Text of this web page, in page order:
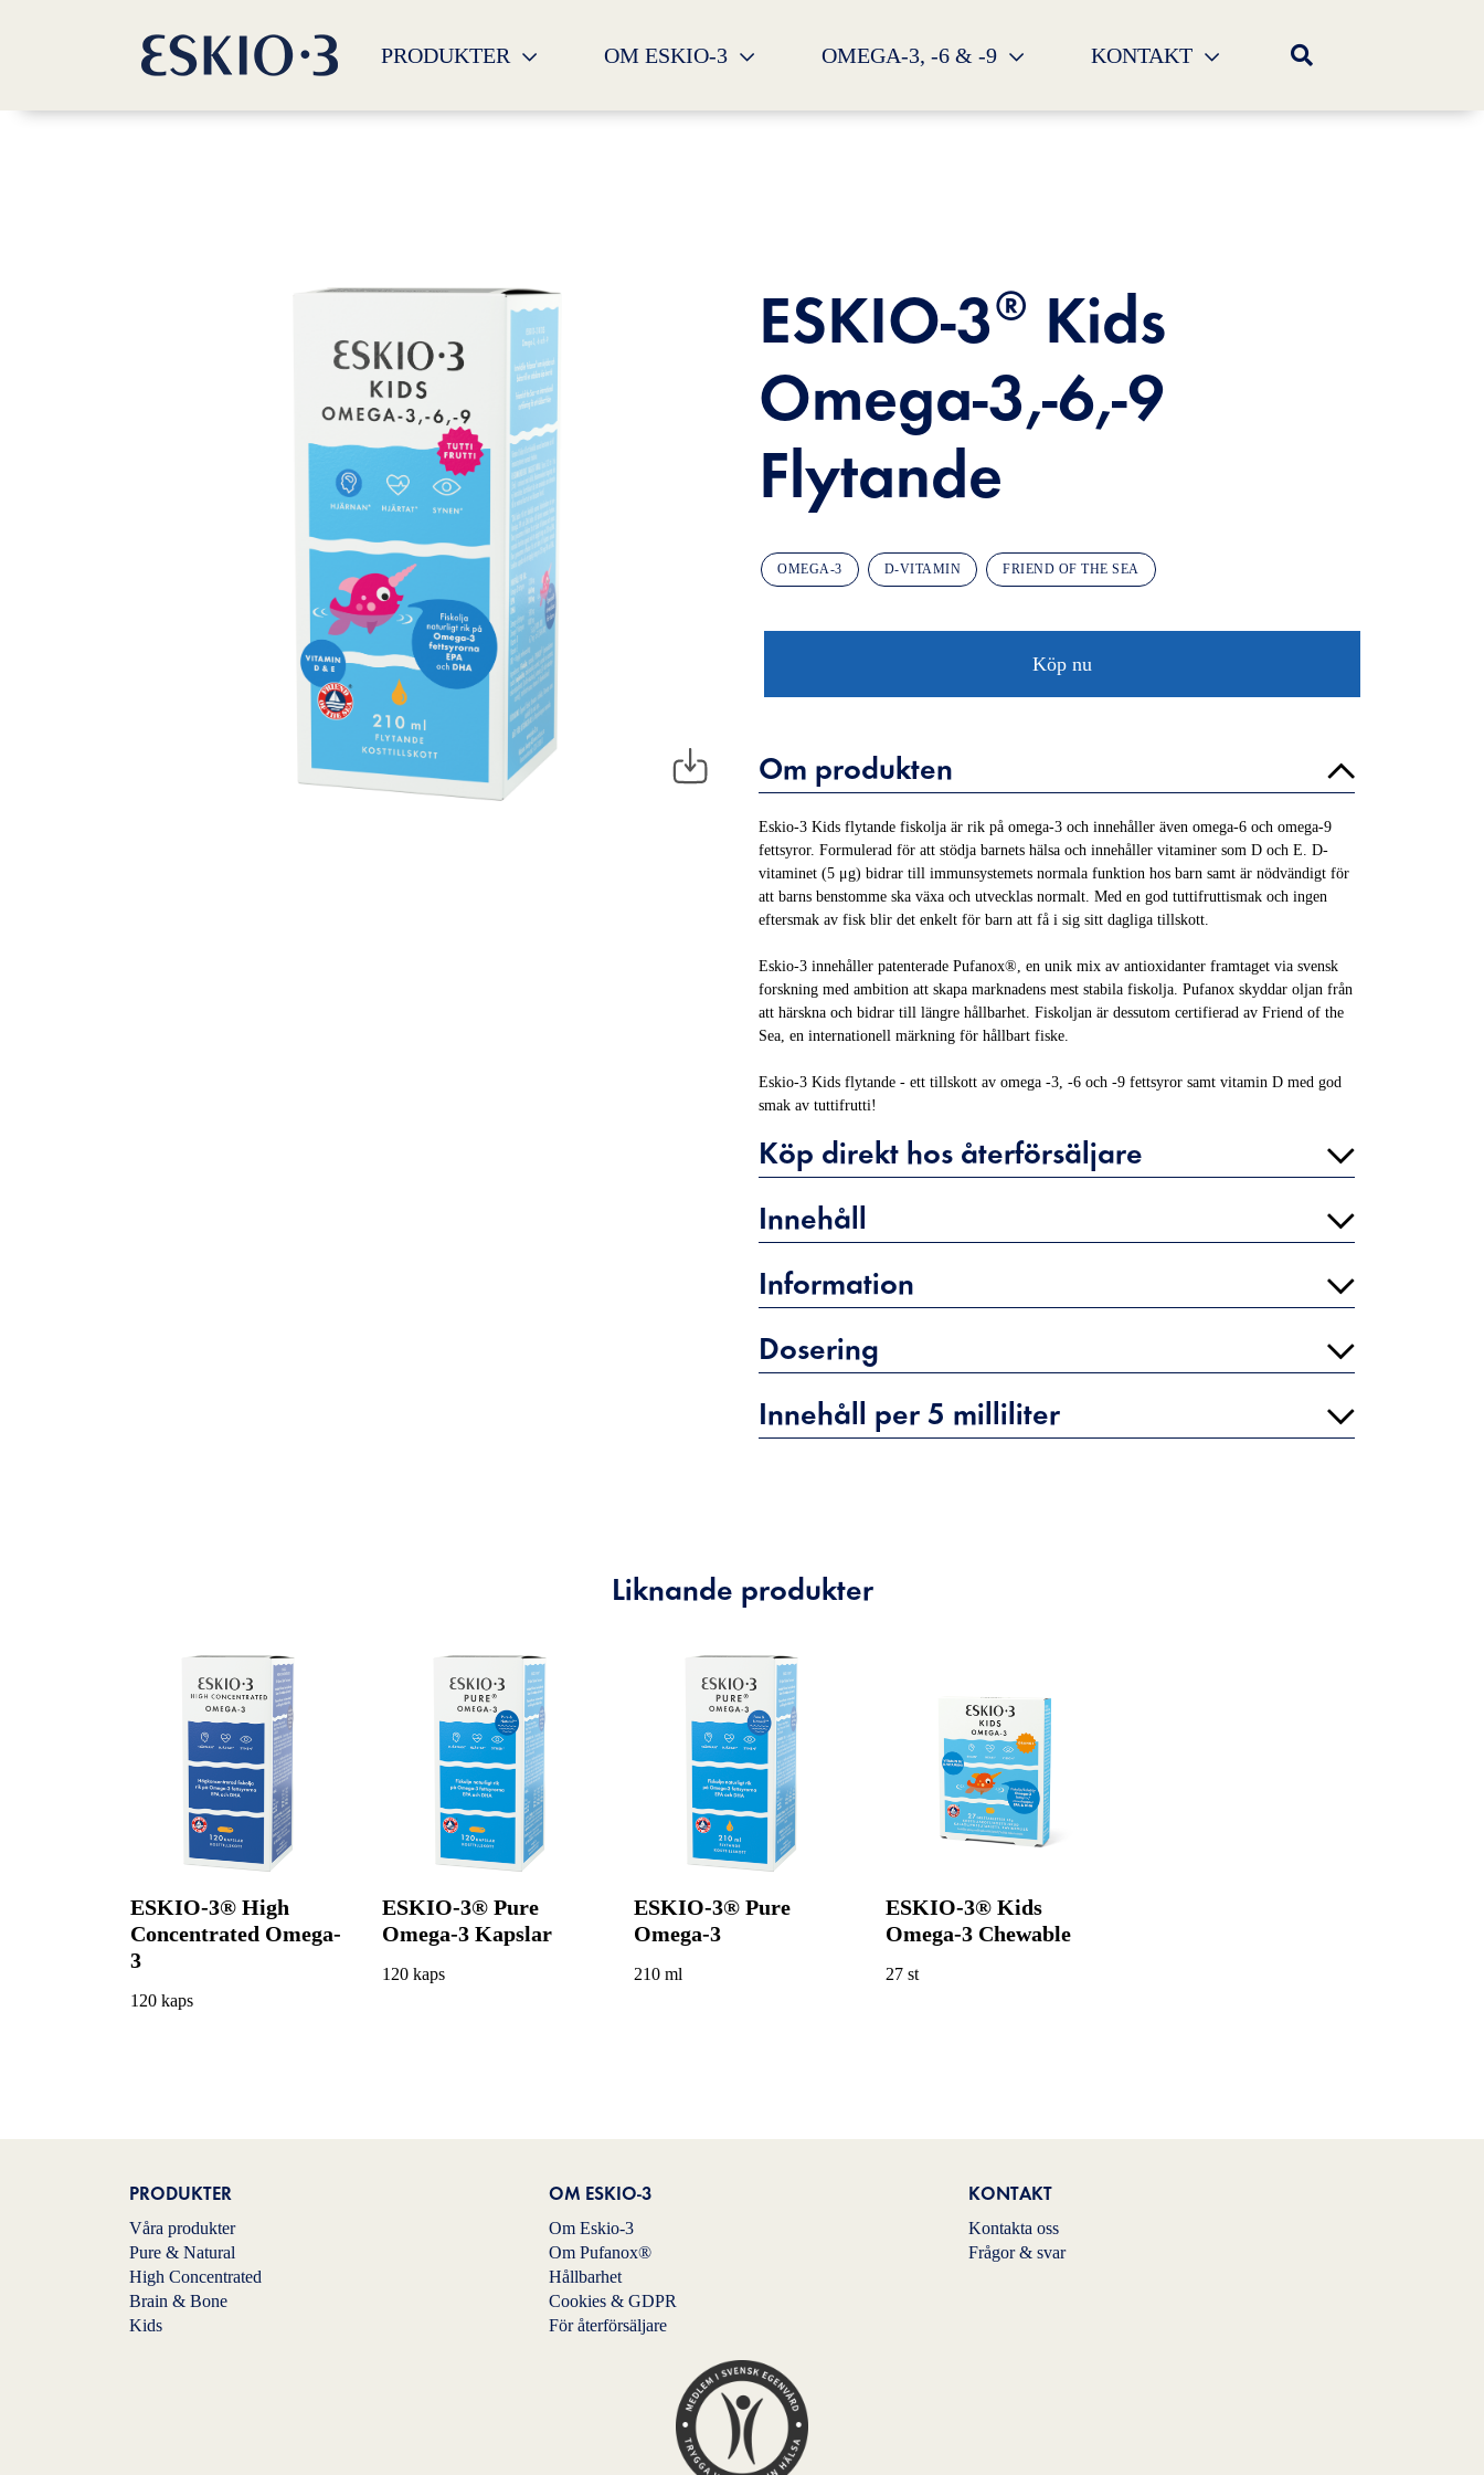
PRODUKTER OM ESKIO-3 OMEGA-3, -6 & -9 KONTAKT
ESKIO-3® Kids
Omega-3,-6,-9
Flytande
OMEGA-3 D-VITAMIN FRIEND OF THE SEA
Köp nu
Om produkten
Eskio-3 Kids flytande fiskolja är rik på omega-3 och innehåller även omega-6 och omega-9
fettsyror. Formulerad för att stödja barnets hälsa och innehåller vitaminer som D och E. D-
vitaminet (5 μg) bidrar till immunsystemets normala funktion hos barn samt är nödvändigt för
att barns benstomme ska växa och utvecklas normalt. Med en god tuttifruttismak och ingen
eftersmak av fisk blir det enkelt för barn att få i sig sitt dagliga tillskott.
Eskio-3 innehåller patenterade Pufanox®, en unik mix av antioxidanter framtaget via svensk
forskning med ambition att skapa marknadens mest stabila fiskolja. Pufanox skyddar oljan från
att härskna och bidrar till längre hållbarhet. Fiskoljan är dessutom certifierad av Friend of the
Sea, en internationell märkning för hållbart fiske.
Eskio-3 Kids flytande - ett tillskott av omega -3, -6 och -9 fettsyror samt vitamin D med god
smak av tuttifrutti!
Köp direkt hos återförsäljare
Innehåll
Information
Dosering
Innehåll per 5 milliliter
Liknande produkter
ESKIO-3® High
Concentrated Omega-
3
120 kaps
ESKIO-3® Pure
Omega-3 Kapslar
120 kaps
ESKIO-3® Pure
Omega-3
210 ml
ESKIO-3® Kids
Omega-3 Chewable
27 st
PRODUKTER
Våra produkter
Pure & Natural
High Concentrated
Brain & Bone
Kids
OM ESKIO-3
Om Eskio-3
Om Pufanox®
Hållbarhet
Cookies & GDPR
För återförsäljare
KONTAKT
Kontakta oss
Frågor & svar